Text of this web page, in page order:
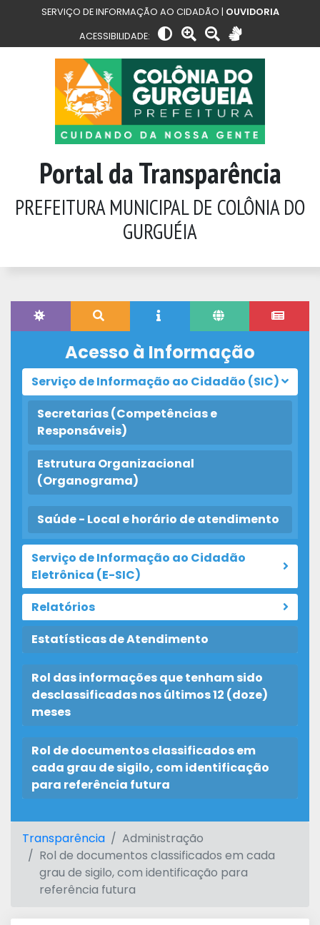
SERVIÇO DE INFORMAÇÃO AO CIDADÃO | OUVIDORIA
ACESSIBILIDADE:
Portal da Transparência
PREFEITURA MUNICIPAL DE COLÔNIA DO
GURGUÉIA
Acesso à Informação
Serviço de Informação ao Cidadão (SIC)
Secretarias (Competências e
Responsáveis)
Estrutura Organizacional
(Organograma)
Saúde - Local e horário de atendimento
Serviço de Informação ao Cidadão
Eletrônica (E-SIC)
Relatórios
Estatísticas de Atendimento
Rol das informações que tenham sido
desclassificadas nos últimos 12 (doze)
meses
Rol de documentos classificados em
cada grau de sigilo, com identificação
para referência futura
Transparência
Administração
Rol de documentos classificados em cada
grau de sigilo, com identificação para
referência futura